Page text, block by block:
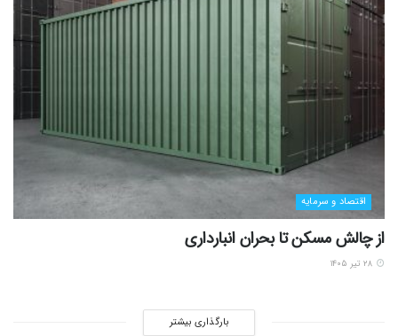
اقتصاد و سرمایه
از چالش مسکن تا بحران انبارداری
بارگذاری بیشتر